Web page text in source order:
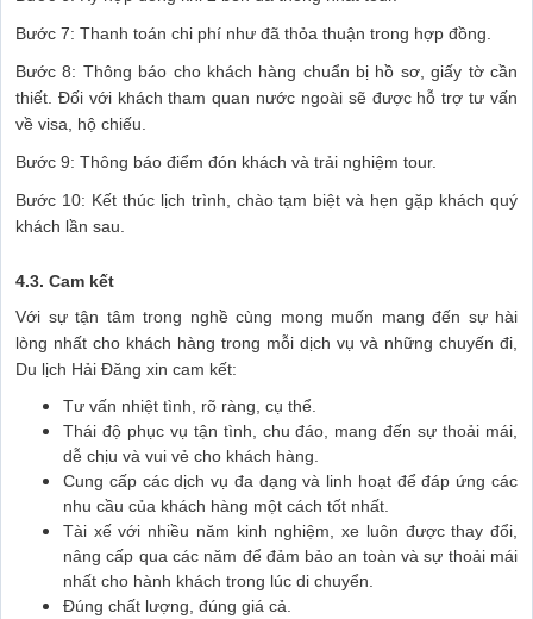
Bước 7: Thanh toán chi phí như đã thỏa thuận trong hợp đồng.
Bước 8: Thông báo cho khách hàng chuẩn bị hồ sơ, giấy tờ cần
thiết. Đối với khách tham quan nước ngoài sẽ được hỗ trợ tư vấn
về visa, hộ chiếu.
Bước 9: Thông báo điểm đón khách và trải nghiệm tour.
Bước 10: Kết thúc lịch trình, chào tạm biệt và hẹn gặp khách quý
khách lần sau.
4.3. Cam kết
Với sự tận tâm trong nghề cùng mong muốn mang đến sự hài
lòng nhất cho khách hàng trong mỗi dịch vụ và những chuyến đi,
Du lịch Hải Đăng xin cam kết:
Tư vấn nhiệt tình, rõ ràng, cụ thể.
Thái độ phục vụ tận tình, chu đáo, mang đến sự thoải mái,
dễ chịu và vui vẻ cho khách hàng.
Cung cấp các dịch vụ đa dạng và linh hoạt để đáp ứng các
nhu cầu của khách hàng một cách tốt nhất.
Tài xế với nhiều năm kinh nghiệm, xe luôn được thay đổi,
nâng cấp qua các năm để đảm bảo an toàn và sự thoải mái
nhất cho hành khách trong lúc di chuyển.
Đúng chất lượng, đúng giá cả.